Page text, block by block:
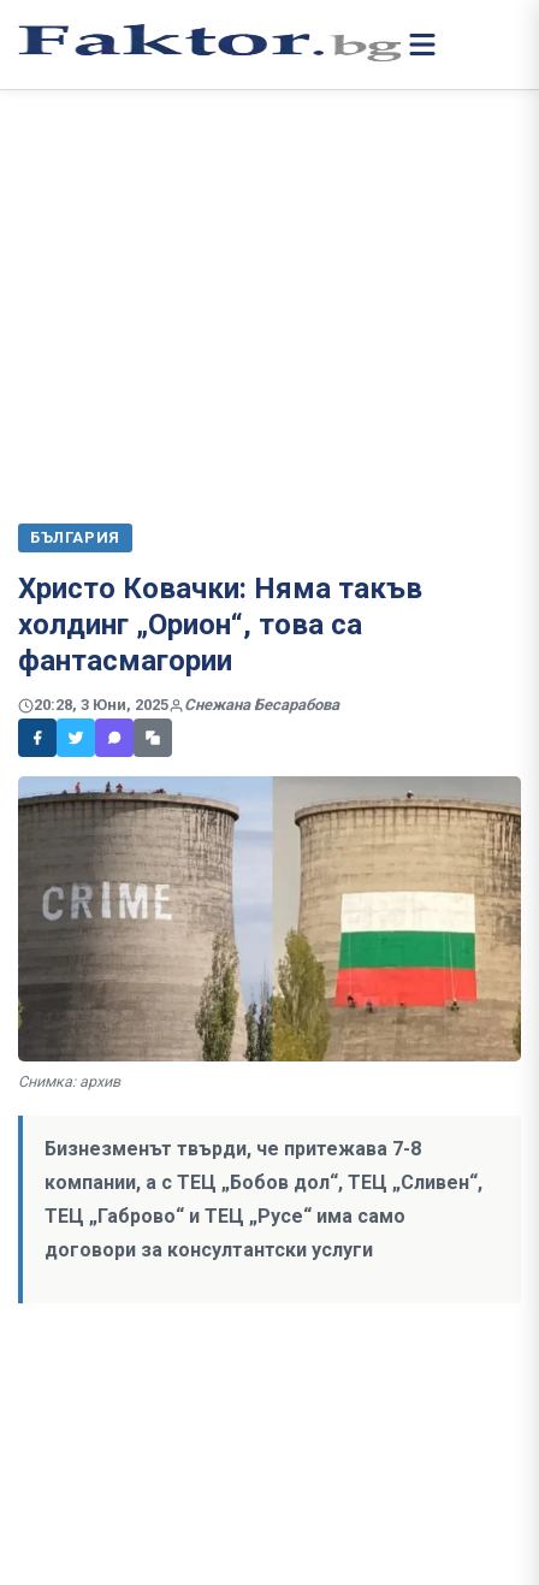
БЪЛГАРИЯ
Христо Ковачки: Няма такъв
холдинг „Орион“, това са
фантасмагории
20:28, 3 Юни, 2025 Снежана Бесарабова
Снимка: архив
Бизнезменът твърди, че притежава 7-8
компании, а с ТЕЦ „Бобов дол“, ТЕЦ „Сливен“,
ТЕЦ „Габрово“ и ТЕЦ „Русе“ има само
договори за консултантски услуги